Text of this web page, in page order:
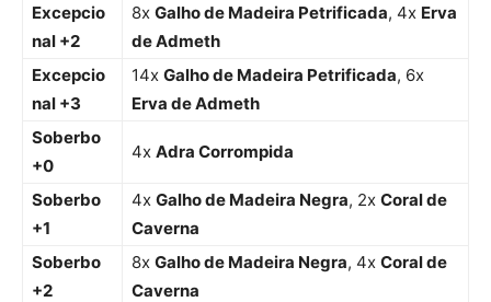
Excepcio
nal +2
8x Galho de Madeira Petrificada, 4x Erva
de Admeth
Excepcio
nal +3
14x Galho de Madeira Petrificada, 6x
Erva de Admeth
Soberbo
+0
4x Adra Corrompida
Soberbo
+1
4x Galho de Madeira Negra, 2x Coral de
Caverna
Soberbo
+2
8x Galho de Madeira Negra, 4x Coral de
Caverna